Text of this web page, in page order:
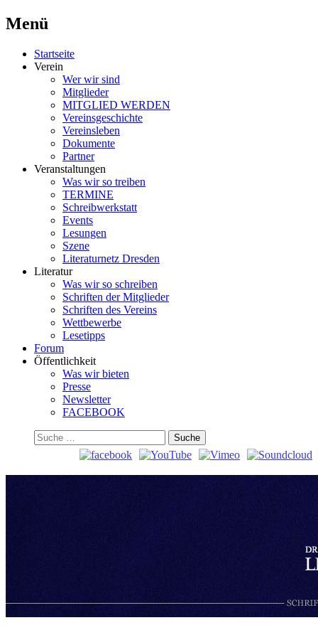
Menü
Zum
Inhalt
Startseite
Verein
Wer wir sind
Mitglieder
MITGLIED WERDEN
Vereinsgeschichte
Vereinsleben
Dokumente
Partner
Veranstaltungen
Was wir so treiben
TERMINE
Schreibwerkstatt
Events
Lesungen
Szene
Literaturnetz Dresden
Literatur
Was wir so schreiben
Schriften der Mitglieder
Schriften des Vereins
Wettbewerbe
Lesetipps
Forum
Öffentlichkeit
Was wir bieten
Presse
Newsletter
FACEBOOK
Suchen